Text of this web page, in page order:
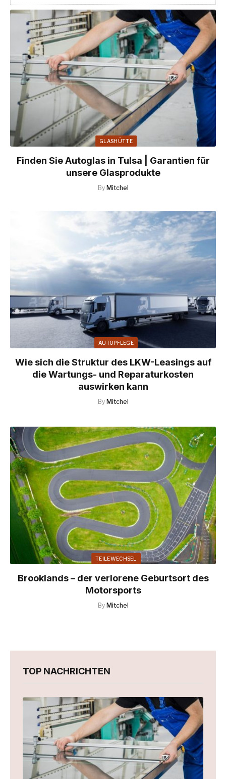
GLASHÜTTE
Finden Sie Autoglas in Tulsa | Garantien für
unsere Glasprodukte
By Mitchel
AUTOPFLEGE
Wie sich die Struktur des LKW-Leasings auf
die Wartungs- und Reparaturkosten
auswirken kann
By Mitchel
TEILEWECHSEL
Brooklands – der verlorene Geburtsort des
Motorsports
By Mitchel
TOP NACHRICHTEN